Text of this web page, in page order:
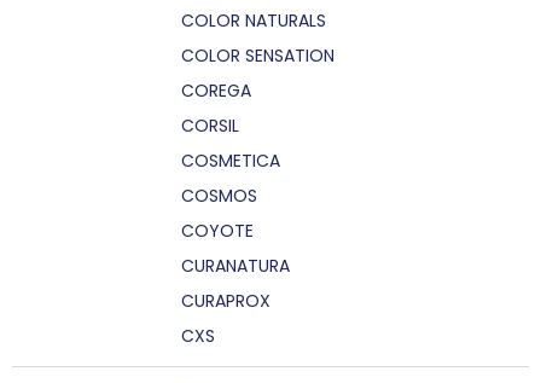
COLOR NATURALS
COLOR SENSATION
COREGA
CORSIL
COSMETICA
COSMOS
COYOTE
CURANATURA
CURAPROX
CXS